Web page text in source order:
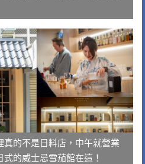
的不是日料店，中午就營業
的威士忌雪茄館在這！